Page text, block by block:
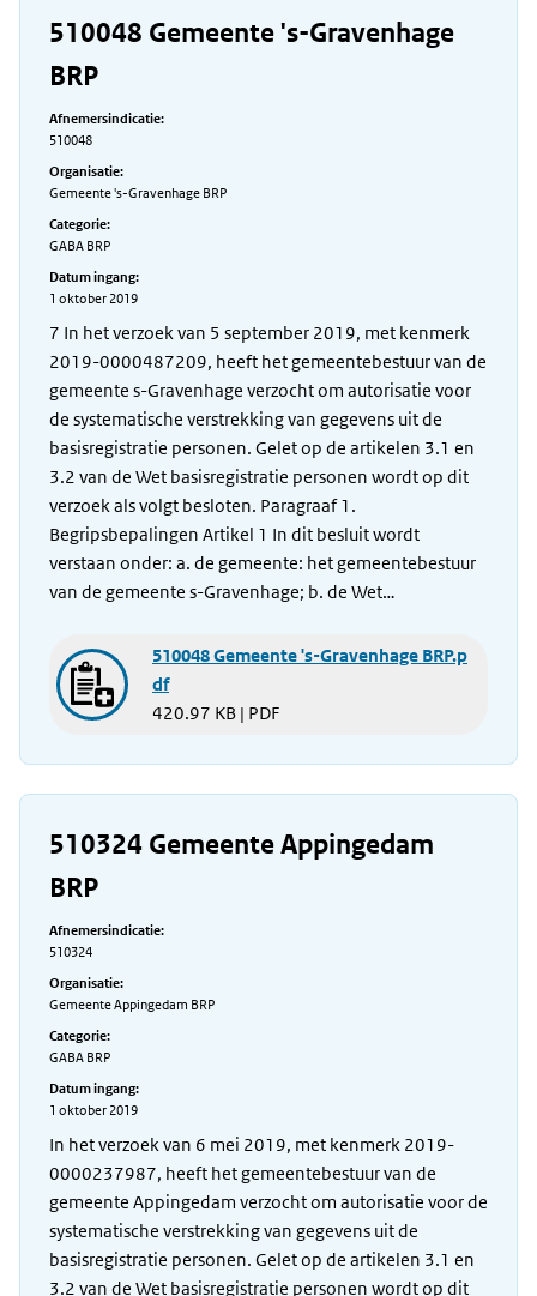
510048 Gemeente 's-Gravenhage
BRP
Afnemersindicatie:
510048
Organisatie:
Gemeente 's-Gravenhage BRP
Categorie:
GABA BRP
Datum ingang:
1 oktober 2019
7 In het verzoek van 5 september 2019, met kenmerk
2019-0000487209, heeft het gemeentebestuur van de
gemeente s-Gravenhage verzocht om autorisatie voor
de systematische verstrekking van gegevens uit de
basisregistratie personen. Gelet op de artikelen 3.1 en
3.2 van de Wet basisregistratie personen wordt op dit
verzoek als volgt besloten. Paragraaf 1.
Begripsbepalingen Artikel 1 In dit besluit wordt
verstaan onder: a. de gemeente: het gemeentebestuur
van de gemeente s-Gravenhage; b. de Wet…
510048 Gemeente 's-Gravenhage BRP.p
df
420.97 KB | PDF
510324 Gemeente Appingedam
BRP
Afnemersindicatie:
510324
Organisatie:
Gemeente Appingedam BRP
Categorie:
GABA BRP
Datum ingang:
1 oktober 2019
In het verzoek van 6 mei 2019, met kenmerk 2019-
0000237987, heeft het gemeentebestuur van de
gemeente Appingedam verzocht om autorisatie voor de
systematische verstrekking van gegevens uit de
basisregistratie personen. Gelet op de artikelen 3.1 en
3.2 van de Wet basisregistratie personen wordt op dit